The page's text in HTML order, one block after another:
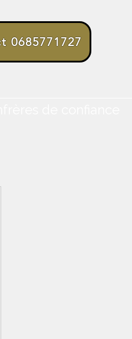
0685771727